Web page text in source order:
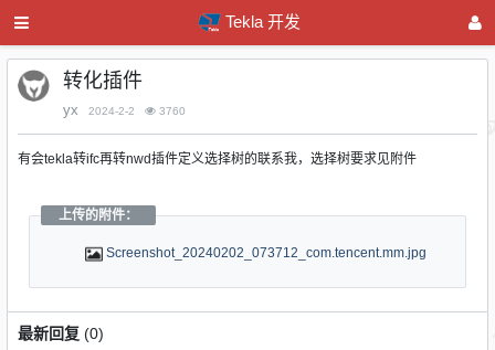
Tekla 开发
转化插件
yx 2024-2-2 3760
有会tekla转ifc再转nwd插件定义选择树的联系我，选择树要求见附件
上传的附件：
Screenshot_20240202_073712_com.tencent.mm.jpg
最新回复 (0)